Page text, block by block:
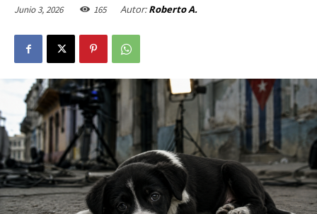
Junio 3, 2026 165 Autor: Roberto A.